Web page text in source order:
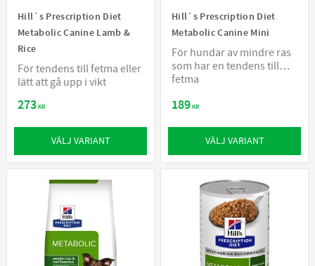
Hill´s Prescription Diet
Metabolic Canine Lamb &
Rice
För tendens till fetma eller
lätt att gå upp i vikt
273KR
VÄLJ VARIANT
Hill´s Prescription Diet
Metabolic Canine Mini
För hundar av mindre ras
som har en tendens till
fetma
189KR
VÄLJ VARIANT